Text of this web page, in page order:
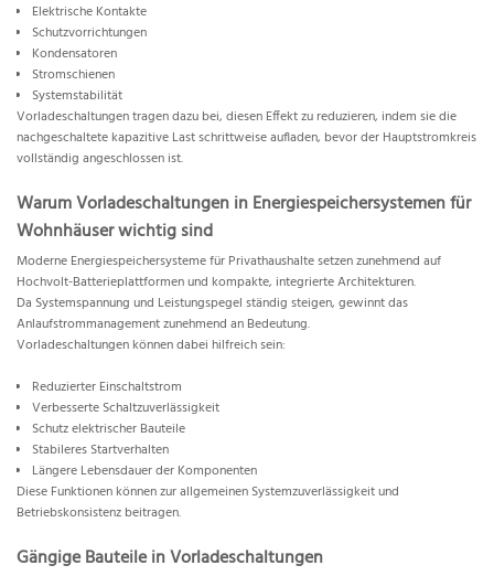
Elektrische Kontakte
Schutzvorrichtungen
Kondensatoren
Stromschienen
Systemstabilität
Vorladeschaltungen tragen dazu bei, diesen Effekt zu reduzieren, indem sie die
nachgeschaltete kapazitive Last schrittweise aufladen, bevor der Hauptstromkreis
vollständig angeschlossen ist.
Warum Vorladeschaltungen in Energiespeichersystemen für
Wohnhäuser wichtig sind
Moderne Energiespeichersysteme für Privathaushalte setzen zunehmend auf
Hochvolt-Batterieplattformen und kompakte, integrierte Architekturen.
Da Systemspannung und Leistungspegel ständig steigen, gewinnt das
Anlaufstrommanagement zunehmend an Bedeutung.
Vorladeschaltungen können dabei hilfreich sein:
Reduzierter Einschaltstrom
Verbesserte Schaltzuverlässigkeit
Schutz elektrischer Bauteile
Stabileres Startverhalten
Längere Lebensdauer der Komponenten
Diese Funktionen können zur allgemeinen Systemzuverlässigkeit und
Betriebskonsistenz beitragen.
Gängige Bauteile in Vorladeschaltungen